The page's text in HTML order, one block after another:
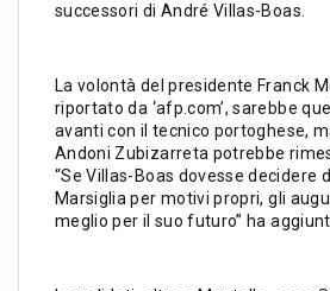
successori di André Villas-Boas.
La volontà del presidente Franck
riportato da ‘afp.com’, sarebbe
avanti con il tecnico portoghese,
Andoni Zubizarreta potrebbe
“Se Villas-Boas dovesse decidere
Marsiglia per motivi propri, gli
meglio per il suo futuro” ha